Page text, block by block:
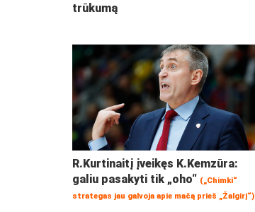
trūkumą
R.Kurtinaitį įveikęs K.Kemzūra:
galiu pasakyti tik „oho“ („Chimki“
strategas jau galvoja apie mačą prieš „Žalgirį“)